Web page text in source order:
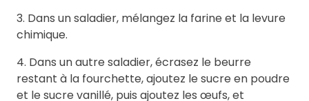
3. Dans un saladier, mélangez la farine et la levure
chimique.
4. Dans un autre saladier, écrasez le beurre
restant à la fourchette, ajoutez le sucre en poudre
et le sucre vanillé, puis ajoutez les œufs, et